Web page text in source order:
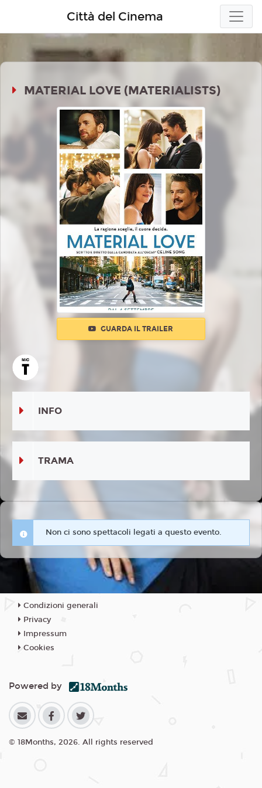
Città del Cinema
MATERIAL LOVE (MATERIALISTS)
GUARDA IL TRAILER
INFO
TRAMA
Non ci sono spettacoli legati a questo evento.
Condizioni generali
Privacy
Impressum
Cookies
Powered by
© 18Months, 2026. All rights reserved